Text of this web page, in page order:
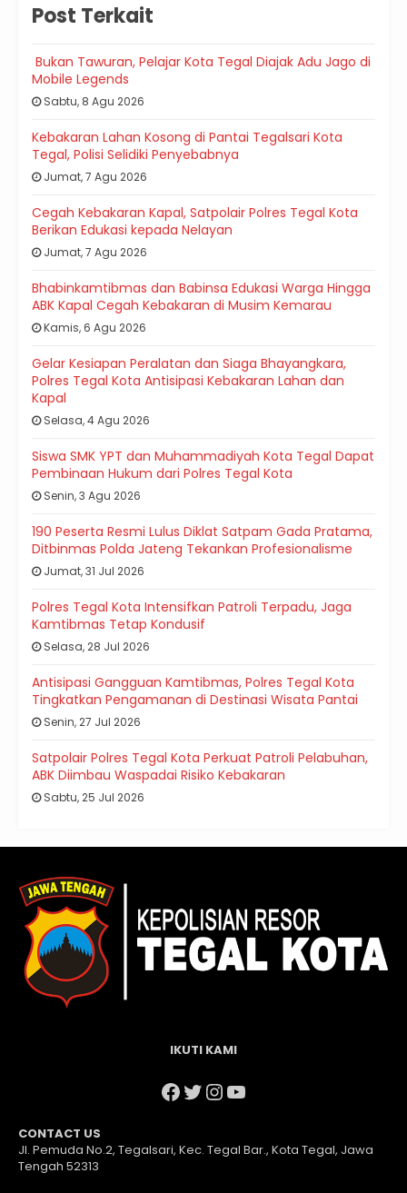
Post Terkait
Bukan Tawuran, Pelajar Kota Tegal Diajak Adu Jago di
Mobile Legends
Sabtu, 8 Agu 2026
Kebakaran Lahan Kosong di Pantai Tegalsari Kota
Tegal, Polisi Selidiki Penyebabnya
Jumat, 7 Agu 2026
Cegah Kebakaran Kapal, Satpolair Polres Tegal Kota
Berikan Edukasi kepada Nelayan
Jumat, 7 Agu 2026
Bhabinkamtibmas dan Babinsa Edukasi Warga Hingga
ABK Kapal Cegah Kebakaran di Musim Kemarau
Kamis, 6 Agu 2026
Gelar Kesiapan Peralatan dan Siaga Bhayangkara,
Polres Tegal Kota Antisipasi Kebakaran Lahan dan
Kapal
Selasa, 4 Agu 2026
Siswa SMK YPT dan Muhammadiyah Kota Tegal Dapat
Pembinaan Hukum dari Polres Tegal Kota
Senin, 3 Agu 2026
190 Peserta Resmi Lulus Diklat Satpam Gada Pratama,
Ditbinmas Polda Jateng Tekankan Profesionalisme
Jumat, 31 Jul 2026
Polres Tegal Kota Intensifkan Patroli Terpadu, Jaga
Kamtibmas Tetap Kondusif
Selasa, 28 Jul 2026
Antisipasi Gangguan Kamtibmas, Polres Tegal Kota
Tingkatkan Pengamanan di Destinasi Wisata Pantai
Senin, 27 Jul 2026
Satpolair Polres Tegal Kota Perkuat Patroli Pelabuhan,
ABK Diimbau Waspadai Risiko Kebakaran
Sabtu, 25 Jul 2026
IKUTI KAMI
Facebook
Twitter
Instagram
YouTube
CONTACT US
Jl. Pemuda No.2, Tegalsari, Kec. Tegal Bar., Kota Tegal, Jawa
Tengah 52313